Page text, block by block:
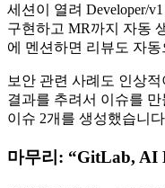
세션이 열려 Developer/
구현하고 MR까지 자동
에 멘션하면 리뷰도 자
보안 관련 사례도 인상
결과를 추려서 이슈를
이슈 2개를 생성했습니
마무리: “GitLab, AI